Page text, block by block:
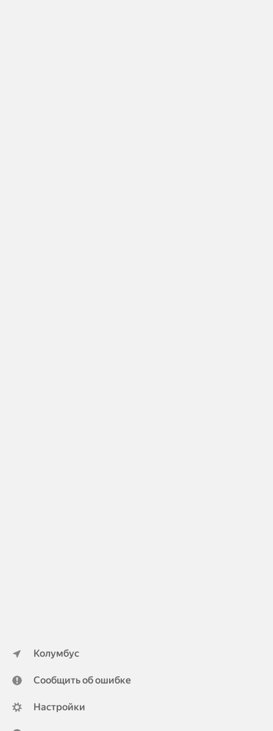
Колумбус
Сообщить об ошибке
Настройки